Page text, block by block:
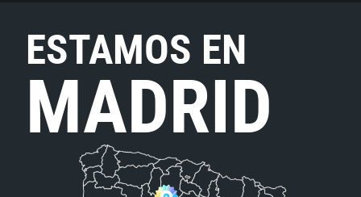
ESTAMOS EN
MADRID